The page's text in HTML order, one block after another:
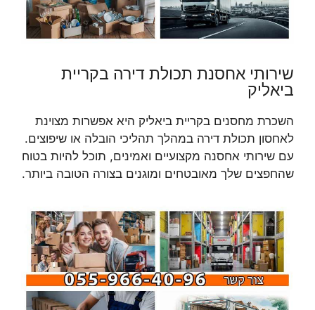
שירותי אחסנת תכולת דירה בקריית
ביאליק
השכרת מחסנים בקריית ביאליק היא אפשרות מצוינת
לאחסון תכולת דירה במהלך תהליכי הובלה או שיפוצים.
עם שירותי אחסנה מקצועיים ואמינים, תוכל להיות בטוח
שהחפצים שלך מאובטחים ומוגנים בצורה הטובה ביותר.